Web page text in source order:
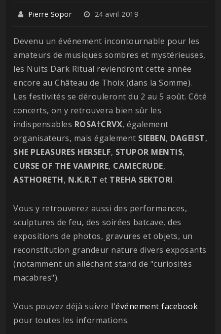
Pierre Sopor 24 avril 2019
Devenu un événement incontournable pour les
amateurs de musiques sombres et mystérieuses,
les Nuits Dark Ritual reviendront cette année
encore au Château de Thoix (dans la Somme).
Les festivités se dérouleront du 2 au 5 août. Côté
concerts, on y retrouvera bien sûr les
indispensables ROSA†CRVX, également
organisateurs, mais également SIEBEN, DAGEIST,
SHE PLEASURES HERSELF, STUPOR MENTIS,
CURSE OF THE VAMPIRE, CAMECRUDE,
ASTHORETH, N.K.R.T et TREHA SEKTORI.
Vous y retrouverez aussi des performances,
sculptures de feu, des soirées batcave, des
expositions de photos, gravures et objets, un
reconstitution grandeur nature divers exposants
(notamment un alléchant stand de "curiosités
macabres").
Vous pouvez déjà suivre l'événement facebook
pour toutes les informations.